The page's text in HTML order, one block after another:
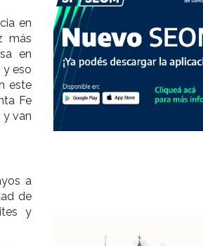
en
más
en
y eso
este
Fe
y van
a
de
y